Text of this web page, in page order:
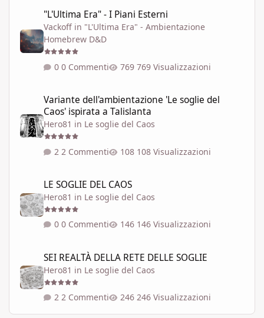
"L'Ultima Era" - I Piani Esterni
Vackoff in "L'Ultima Era" - Ambientazione
Homebrew D&D
0 Commenti 769 Visualizzazioni
Variante dell'ambientazione 'Le soglie del
Caos' ispirata a Talislanta
Hero81 in Le soglie del Caos
2 Commenti 108 Visualizzazioni
LE SOGLIE DEL CAOS
Hero81 in Le soglie del Caos
0 Commenti 146 Visualizzazioni
SEI REALTÀ DELLA RETE DELLE SOGLIE
Hero81 in Le soglie del Caos
2 Commenti 246 Visualizzazioni